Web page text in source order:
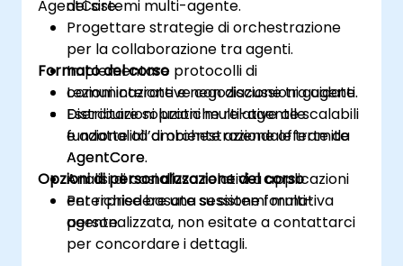
AgentCore.
dei sistemi multi-agente.
Progettare strategie di orchestrazione
per la collaborazione tra agenti.
Implementare protocolli di
comunicazione e negoziazione tra agenti.
Distribuire soluzioni multi-agente scalabili
e adatte all’ambiente aziendale tramite
AgentCore.
Formato del corso
Lezioni interattive con discussioni guidate.
Esercitazioni pratiche relative alle
funzionalità di orchestrazione offerte da
AgentCore.
Analisi di casi d’uso relativi a applicazioni
enterprise basate su sistemi multi-
agente.
Opzioni di personalizzazione del corso
Per richiedere una sessione formativa
personalizzata, non esitate a contattarci
per concordare i dettagli.